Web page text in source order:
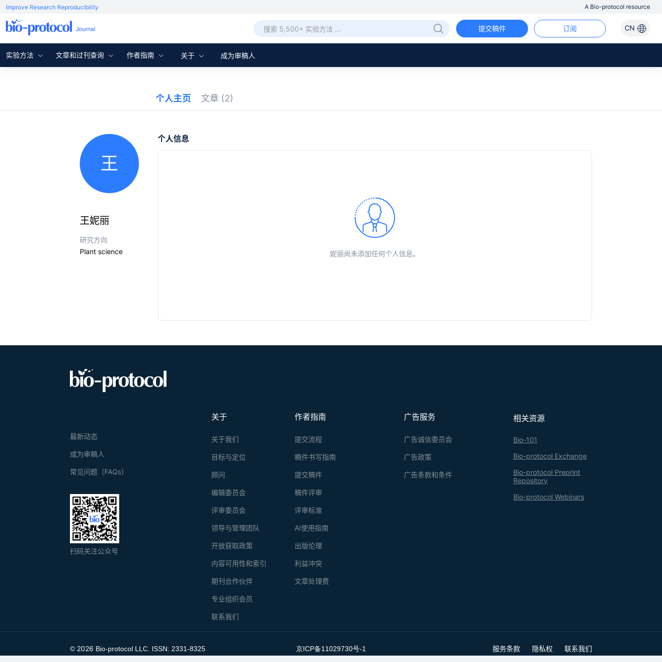
Improve Research Reproducibility A Bio-protocol resource
CN
订阅
提交稿件
实验方法 文章和过刊查询 作者指南 关于 成为审稿人
个人主页 文章 (2)
王
王妮丽
研究方向
Plant science
个人信息
妮丽尚未添加任何个人信息。
相关资源
Bio-101
Bio-protocol Exchange
Bio-protocol Preprint
Repository
Bio-protocol Webinars
广告服务
广告诚信委员会
广告政策
广告条款和条件
作者指南
提交流程
稿件书写指南
提交稿件
稿件评审
评审标准
AI使用指南
出版伦理
利益冲突
文章处理费
关于
关于我们
目标与定位
顾问
编辑委员会
评审委员会
领导与管理团队
开放获取政策
内容可用性和索引
期刊合作伙伴
专业组织会员
联系我们
最新动态
成为审稿人
常见问题（FAQs）
扫码关注公众号
© 2026 Bio-protocol LLC. ISSN: 2331-8325 京ICP备11029730号-1 服务条款 隐私权 联系我们